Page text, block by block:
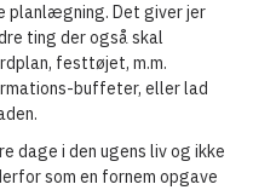
planlægning. Det giver jer
ting der også skal
festtøjet, m.m.
buffeter, eller lad
dage i den ugens liv og ikke
som en fornem opgave